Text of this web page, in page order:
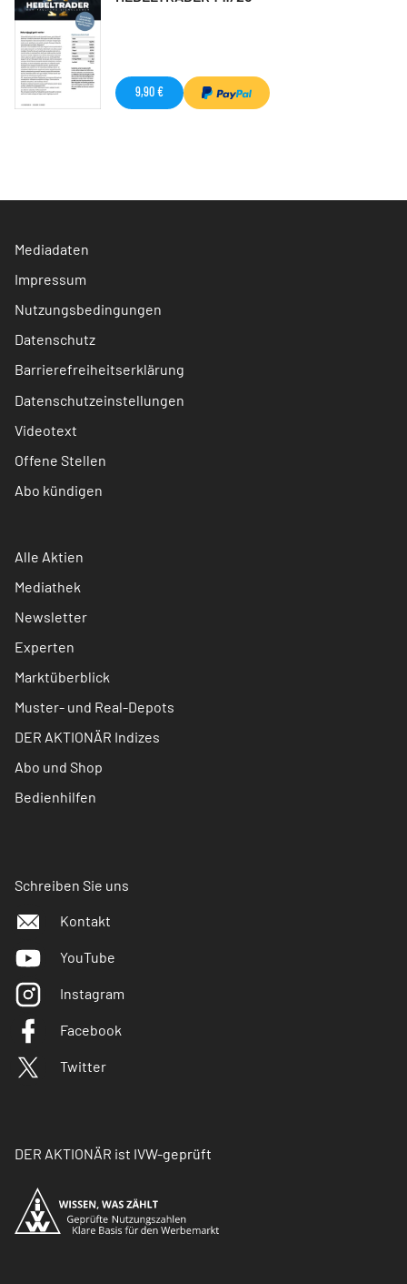
9,90 €
Mediadaten
Impressum
Nutzungsbedingungen
Datenschutz
Barrierefreiheitserklärung
Datenschutzeinstellungen
Videotext
Offene Stellen
Abo kündigen
Alle Aktien
Mediathek
Newsletter
Experten
Marktüberblick
Muster- und Real-Depots
DER AKTIONÄR Indizes
Abo und Shop
Bedienhilfen
Schreiben Sie uns
Kontakt
YouTube
Instagram
Facebook
Twitter
DER AKTIONÄR ist IVW-geprüft